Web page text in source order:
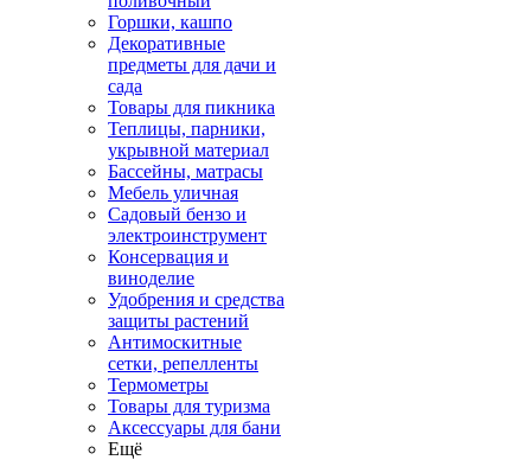
Горшки, кашпо
Декоративные
предметы для дачи и
сада
Товары для пикника
Теплицы, парники,
укрывной материал
Бассейны, матрасы
Мебель уличная
Садовый бензо и
электроинструмент
Консервация и
виноделие
Удобрения и средства
защиты растений
Антимоскитные
сетки, репелленты
Термометры
Товары для туризма
Аксессуары для бани
Ещё